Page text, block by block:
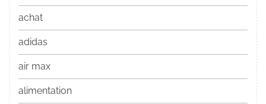
achat
adidas
air max
alimentation